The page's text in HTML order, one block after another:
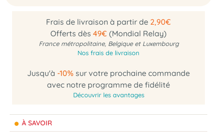
Frais de livraison à partir de 2,90€
Offerts dès 49€ (Mondial Relay)
France métropolitaine, Belgique et Luxembourg
Nos frais de livraison
Jusqu'à -10% sur votre prochaine commande
avec notre programme de fidélité
Découvrir les avantages
À SAVOIR